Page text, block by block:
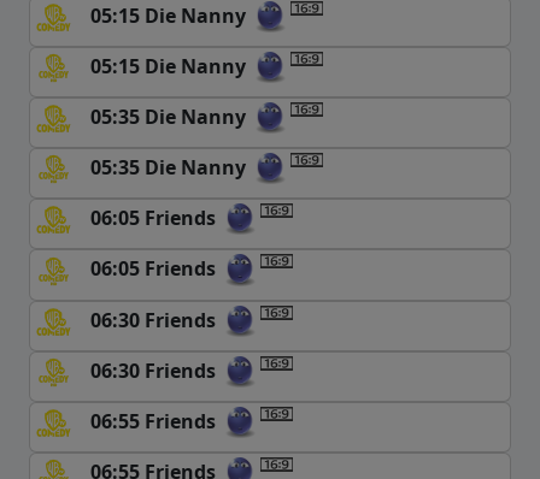
05:15 Die Nanny
05:15 Die Nanny
05:35 Die Nanny
05:35 Die Nanny
06:05 Friends
06:05 Friends
06:30 Friends
06:30 Friends
06:55 Friends
06:55 Friends